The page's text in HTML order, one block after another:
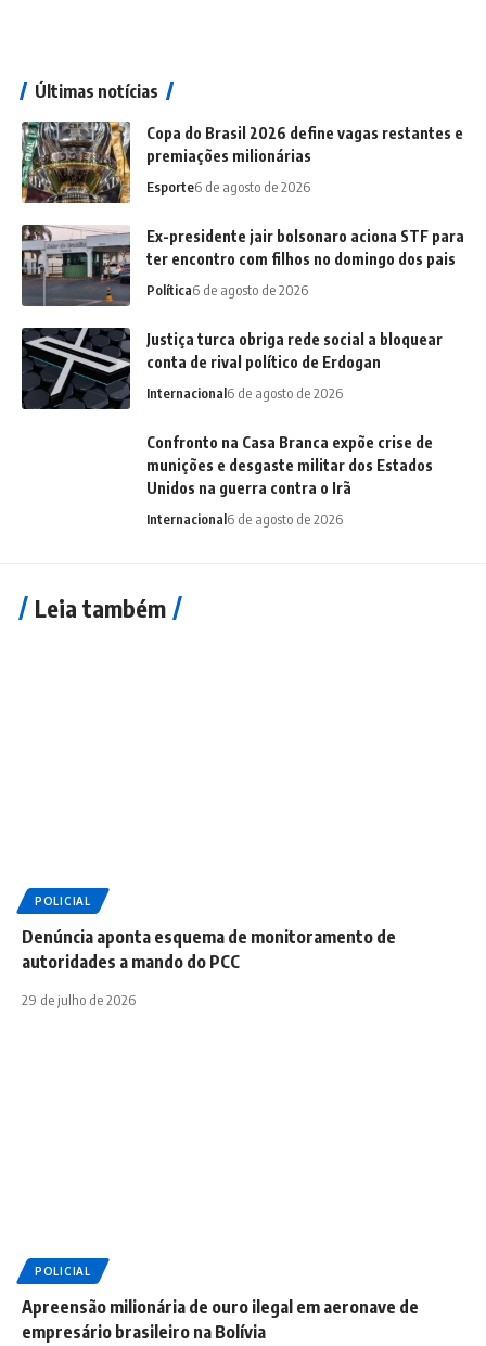
Últimas notícias
Copa do Brasil 2026 define vagas restantes e
premiações milionárias
Esporte6 de agosto de 2026
Ex-presidente jair bolsonaro aciona STF para
ter encontro com filhos no domingo dos pais
Política6 de agosto de 2026
Justiça turca obriga rede social a bloquear
conta de rival político de Erdogan
Internacional6 de agosto de 2026
Confronto na Casa Branca expõe crise de
munições e desgaste militar dos Estados
Unidos na guerra contra o Irã
Internacional6 de agosto de 2026
Leia também
POLICIAL
Denúncia aponta esquema de monitoramento de
autoridades a mando do PCC
29 de julho de 2026
POLICIAL
Apreensão milionária de ouro ilegal em aeronave de
empresário brasileiro na Bolívia